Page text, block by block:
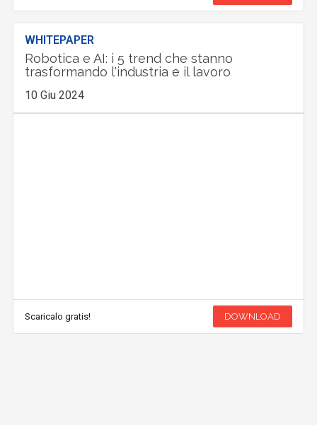
WHITEPAPER
Robotica e AI: i 5 trend che stanno
trasformando l'industria e il lavoro
10 Giu 2024
Scaricalo gratis! DOWNLOAD